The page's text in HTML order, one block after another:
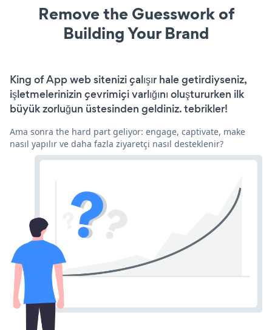
Remove the Guesswork of
Building Your Brand
King of App web sitenizi çalışır hale getirdiyseniz,
işletmelerinizin çevrimiçi varlığını oluştururken ilk
büyük zorluğun üstesinden geldiniz. tebrikler!
Ama sonra the hard part geliyor: engage, captivate, make
nasıl yapılır ve daha fazla ziyaretçi nasıl desteklenir?